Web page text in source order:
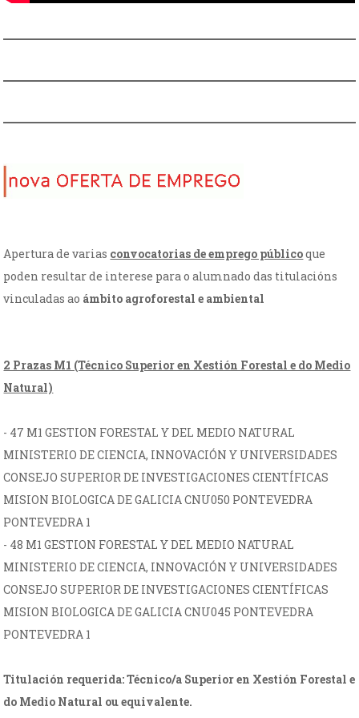
Apertura de varias convocatorias de emprego públicoque
poden resultar de interese para o alumnado das titulacións
vinculadas ao ámbito agroforestal e ambiental
2 Prazas M1 (Técnico Superior en Xestión Forestal e do Medio
Natural)
- 47 M1 GESTION FORESTAL Y DEL MEDIO NATURAL
MINISTERIO DE CIENCIA, INNOVACIÓN Y UNIVERSIDADES
CONSEJO SUPERIOR DE INVESTIGACIONES CIENTÍFICAS
MISION BIOLOGICA DE GALICIA CNU050 PONTEVEDRA
PONTEVEDRA 1
- 48 M1 GESTION FORESTAL Y DEL MEDIO NATURAL
MINISTERIO DE CIENCIA, INNOVACIÓN Y UNIVERSIDADES
CONSEJO SUPERIOR DE INVESTIGACIONES CIENTÍFICAS
MISION BIOLOGICA DE GALICIA CNU045 PONTEVEDRA
PONTEVEDRA 1
Titulación requerida: Técnico/a Superior en Xestión Forestal e
do Medio Natural ou equivalente.